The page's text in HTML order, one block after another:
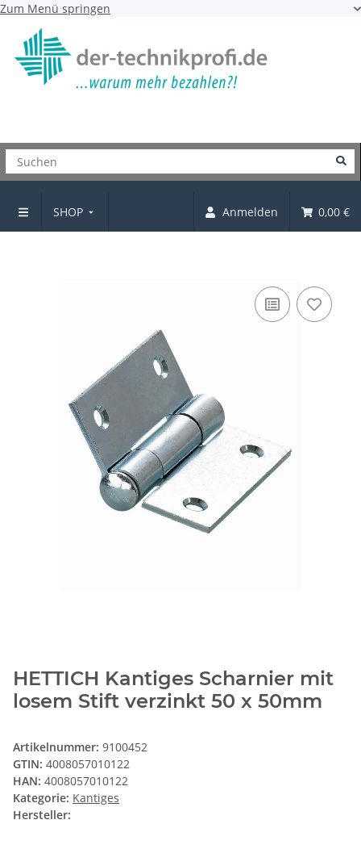
Zum Menü springen
SHOP Anmelden 0,00 €
Kantiges
HETTICH Kantiges Scharnier mit
losem Stift verzinkt 50 x 50mm
Artikelnummer: 9100452
GTIN: 4008057010122
HAN: 4008057010122
Kategorie: Kantiges
Hersteller: